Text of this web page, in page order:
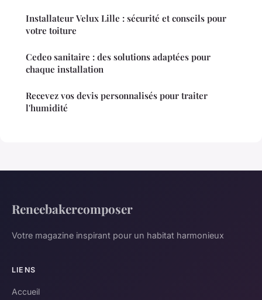
Installateur Velux Lille : sécurité et conseils pour
votre toiture
Cedeo sanitaire : des solutions adaptées pour
chaque installation
Recevez vos devis personnalisés pour traiter
l'humidité
Reneebakercomposer
Votre magazine inspirant pour un habitat harmonieux
LIENS
Accueil